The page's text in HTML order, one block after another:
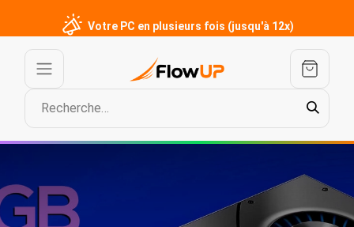
Votre PC en plusieurs fois (jusqu'à 12x)